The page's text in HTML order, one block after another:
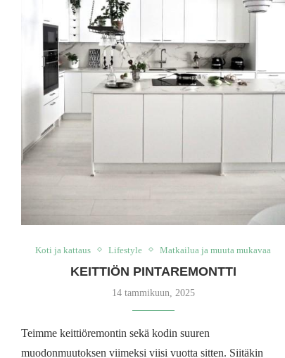
Koti ja kattaus Lifestyle Matkailua ja muuta mukavaa
KEITTIÖN PINTAREMONTTI
14 tammikuun, 2025
Teimme keittiöremontin sekä kodin suuren
muodonmuutoksen viimeksi viisi vuotta sitten. Siitäkin